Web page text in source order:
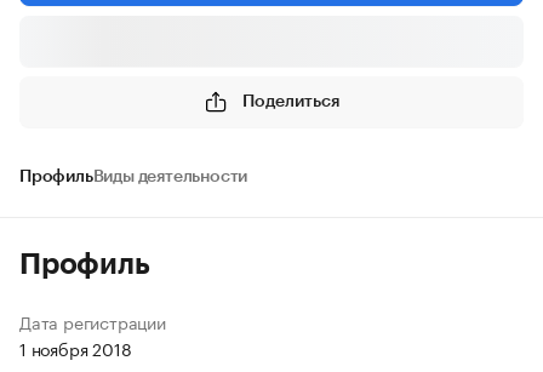
Поделиться
ПрофильВиды деятельности
Профиль
Дата регистрации
1 ноября 2018